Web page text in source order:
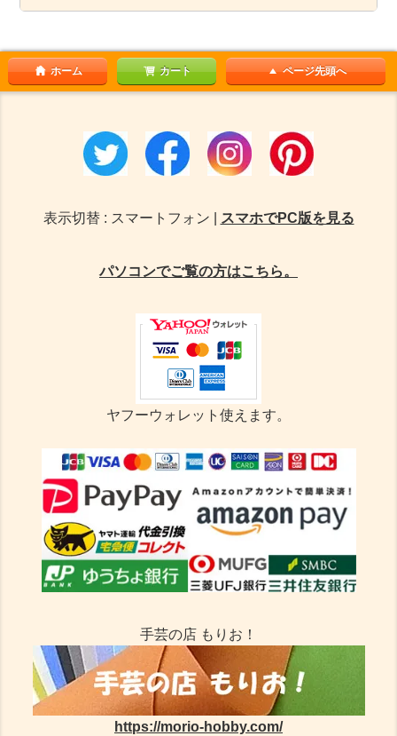
ホーム カート ページ先頭へ
表示切替 : スマートフォン | スマホでPC版を見る
パソコンでご覧の方はこちら。
ヤフーウォレット使えます。
手芸の店 もりお！
https://morio-hobby.com/